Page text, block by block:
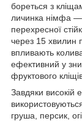
бореться з
личинка німфа —
перехресної
через 15 хвилин
впливають
ефективний у
фруктового
Завдяки високій
груша, персик,